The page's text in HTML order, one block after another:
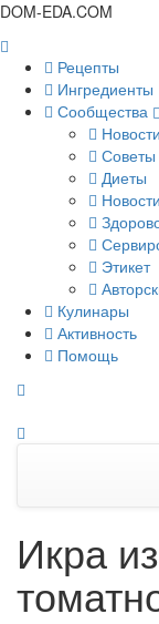
DOM-EDA.COM
Рецепты
Ингредиенты
Сообщества
Советы
Диеты
Этикет
Кулинары
Активность
Помощь
Икра